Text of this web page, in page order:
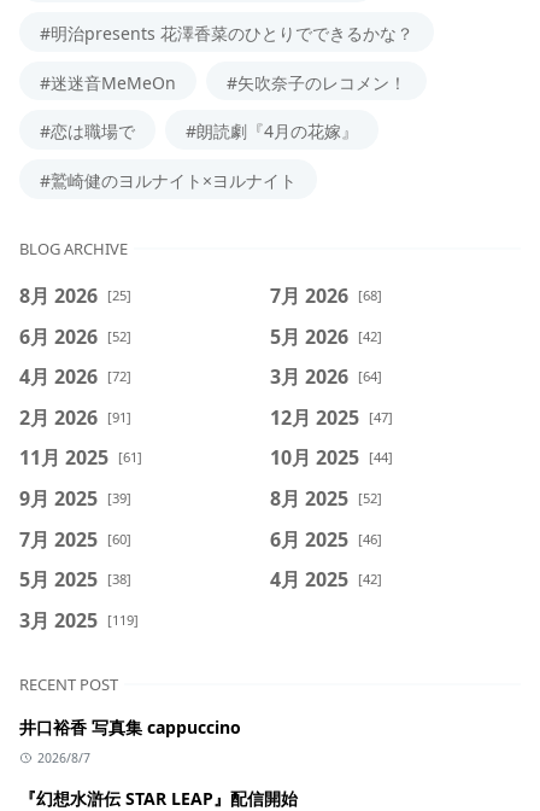
#明治presents 花澤香菜のひとりでできるかな？
#迷迷音MeMeOn #矢吹奈子のレコメン！
#恋は職場で #朗読劇『4月の花嫁』
#鷲崎健のヨルナイト×ヨルナイト
BLOG ARCHIVE
8月 2026 [25] 7月 2026 [68]
6月 2026 [52] 5月 2026 [42]
4月 2026 [72] 3月 2026 [64]
2月 2026 [91] 12月 2025 [47]
11月 2025 [61] 10月 2025 [44]
9月 2025 [39] 8月 2025 [52]
7月 2025 [60] 6月 2025 [46]
5月 2025 [38] 4月 2025 [42]
3月 2025 [119]
RECENT POST
井口裕香 写真集 cappuccino
2026/8/7
『幻想水滸伝 STAR LEAP』配信開始